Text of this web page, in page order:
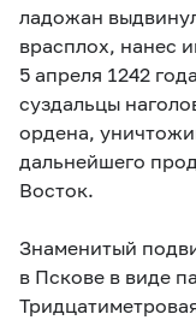
ладожан
врасплох, нанес
5 апреля 1242
суздальцы
ордена,
дальнейшего
Восток.
Знаменитый
в Пскове в виде